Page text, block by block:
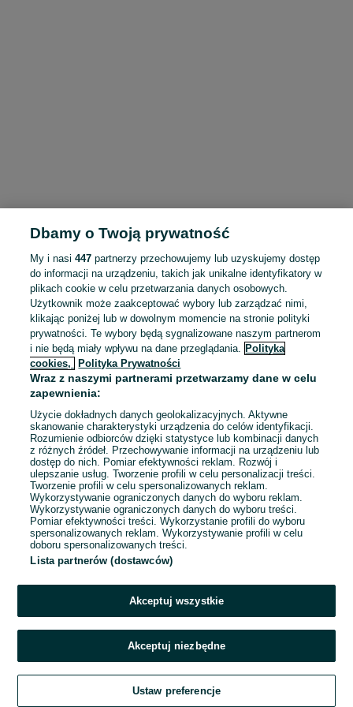
To ogłoszenie nie jest już dostępne
Przejdź na stronę główną
Dbamy o Twoją prywatność
My i nasi447 partnerzy przechowujemy lub uzyskujemy dostęp
do informacji na urządzeniu, takich jak unikalne identyfikatory w
plikach cookie w celu przetwarzania danych osobowych.
Użytkownik może zaakceptować wybory lub zarządzać nimi,
klikając poniżej lub w dowolnym momencie na stronie polityki
prywatności. Te wybory będą sygnalizowane naszym partnerom
i nie będą miały wpływu na dane przeglądania. Polityka
cookies,
Polityka Prywatności
Wraz z naszymi partnerami przetwarzamy dane w celu
zapewnienia:
Użycie dokładnych danych geolokalizacyjnych. Aktywne
skanowanie charakterystyki urządzenia do celów identyfikacji.
Rozumienie odbiorców dzięki statystyce lub kombinacji danych
z różnych źródeł. Przechowywanie informacji na urządzeniu lub
dostęp do nich. Pomiar efektywności reklam. Rozwój i
ulepszanie usług. Tworzenie profili w celu personalizacji treści.
Tworzenie profili w celu spersonalizowanych reklam.
Wykorzystywanie ograniczonych danych do wyboru reklam.
Wykorzystywanie ograniczonych danych do wyboru treści.
Pomiar efektywności treści. Wykorzystanie profili do wyboru
spersonalizowanych reklam. Wykorzystywanie profili w celu
doboru spersonalizowanych treści.
Lista partnerów (dostawców)
Akceptuj wszystkie
Akceptuj niezbędne
Ustaw preferencje